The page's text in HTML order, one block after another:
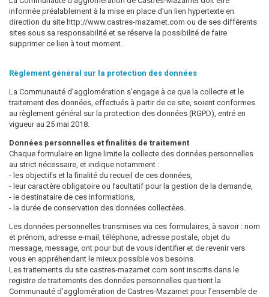
informée préalablement à la mise en place d’un lien hypertexte en
direction du site http://www.castres-mazamet.com ou de ses différents
sites sous sa responsabilité et se réserve la possibilité de faire
supprimer ce lien à tout moment.
Règlement général sur la protection des données
La Communauté d’agglomération s'engage à ce que la collecte et le
traitement des données, effectués à partir de ce site, soient conformes
au règlement général sur la protection des données (RGPD), entré en
vigueur au 25 mai 2018.
Données personnelles et finalités de traitement
Chaque formulaire en ligne limite la collecte des données personnelles
au strict nécessaire, et indique notamment :
- les objectifs et la finalité du recueil de ces données,
- leur caractère obligatoire ou facultatif pour la gestion de la demande,
- le destinataire de ces informations,
- la durée de conservation des données collectées.
Les données personnelles transmises via ces formulaires, à savoir : nom
et prénom, adresse e-mail, téléphone, adresse postale, objet du
message, message, ont pour but de vous identifier et de revenir vers
vous en appréhendant le mieux possible vos besoins.
Les traitements du site castres-mazamet.com sont inscrits dans le
registre de traitements des données personnelles que tient la
Communauté d’agglomération de Castres-Mazamet pour l’ensemble de